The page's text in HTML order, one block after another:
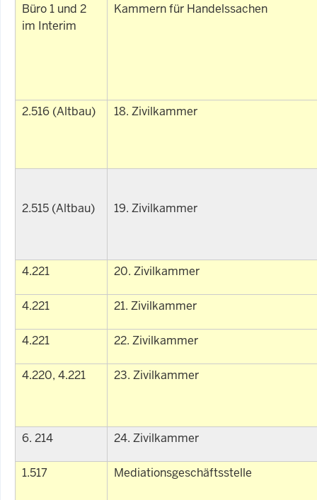
Büro 1 und 2
im Interim
Kammern für Handelssachen
2.516 (Altbau) 18. Zivilkammer
2.515 (Altbau) 19. Zivilkammer
4.221 20. Zivilkammer
4.221 21. Zivilkammer
4.221 22. Zivilkammer
4.220, 4.221 23. Zivilkammer
6. 214 24. Zivilkammer
1.517 Mediationsgeschäftsstelle